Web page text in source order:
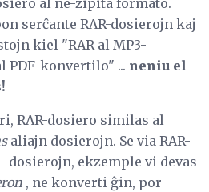
al ne-zipita formato.
serĉante RAR-dosierojn kaj
kiel "RAR al MP3-
PDF-konvertilo" ... neniu el
RAR-dosiero similas al
aliajn dosierojn. Se via RAR-
dosierojn, ekzemple vi devas
, ne konverti ĝin, por